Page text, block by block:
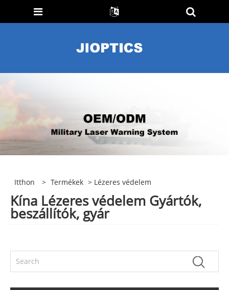
Itthon > Termékek > Lézeres védelem
Kína Lézeres védelem Gyártók,
beszállítók, gyár